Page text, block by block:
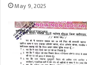
May 9, 2025